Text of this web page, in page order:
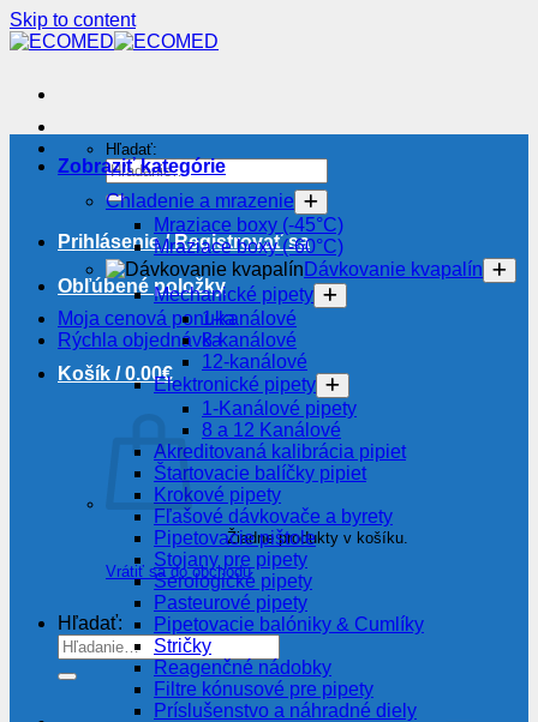
Skip to content
Hľadať:
Prihlásenie / Registrovať sa
Obľúbené položky
Moja cenová ponuka
Rýchla objednávka
Košík /0.00€
Žiadne produkty v košíku.
Vrátiť sa do obchodu
Hľadať:
Zobraziť kategórie
Chladenie a mrazenie
Mraziace boxy (-45°C)
Mraziace boxy (-60°C)
Dávkovanie kvapalín
Mechanické pipety
1-kanálové
8-kanálové
12-kanálové
Elektronické pipety
1-Kanálové pipety
8 a 12 Kanálové
Akreditovaná kalibrácia pipiet
Štartovacie balíčky pipiet
Krokové pipety
Fľašové dávkovače a byrety
Pipetovacie pištole
Stojany pre pipety
Serologické pipety
Pasteurové pipety
Pipetovacie balóniky & Cumlíky
Stričky
Reagenčné nádobky
Filtre kónusové pre pipety
Príslušenstvo a náhradné diely